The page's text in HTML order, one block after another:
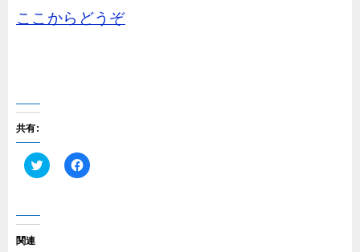
ここからどうぞ
共有:
ク
し
て
T
F
関連